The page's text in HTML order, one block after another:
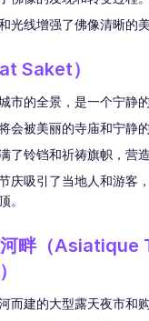
光线增强了佛像清晰的美
Saket）
市的全景，是一个宁静的
会被美丽的寺庙和宁静
了铃铛和祈祷旗帜，营
庆吸引了当地人和游客
。
畔（Asiatique
而建的大型露天夜市和购